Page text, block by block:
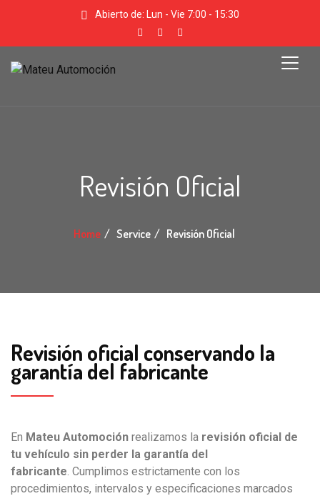
Abierto de: Lun - Vie 7:00 - 15:30
Revisión Oficial
Home Service Revisión Oficial
Revisión oficial conservando la
garantía del fabricante
En Mateu Automoción realizamos la revisión oficial de
tu vehículo sin perder la garantía del
fabricante. Cumplimos estrictamente con los
procedimientos, intervalos y especificaciones marcados